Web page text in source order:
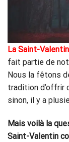
La Saint-Valentin
fait partie de
Nous la fêtons
tradition d’offrir
sinon, il y a
Mais voilà la
Saint-Valentin